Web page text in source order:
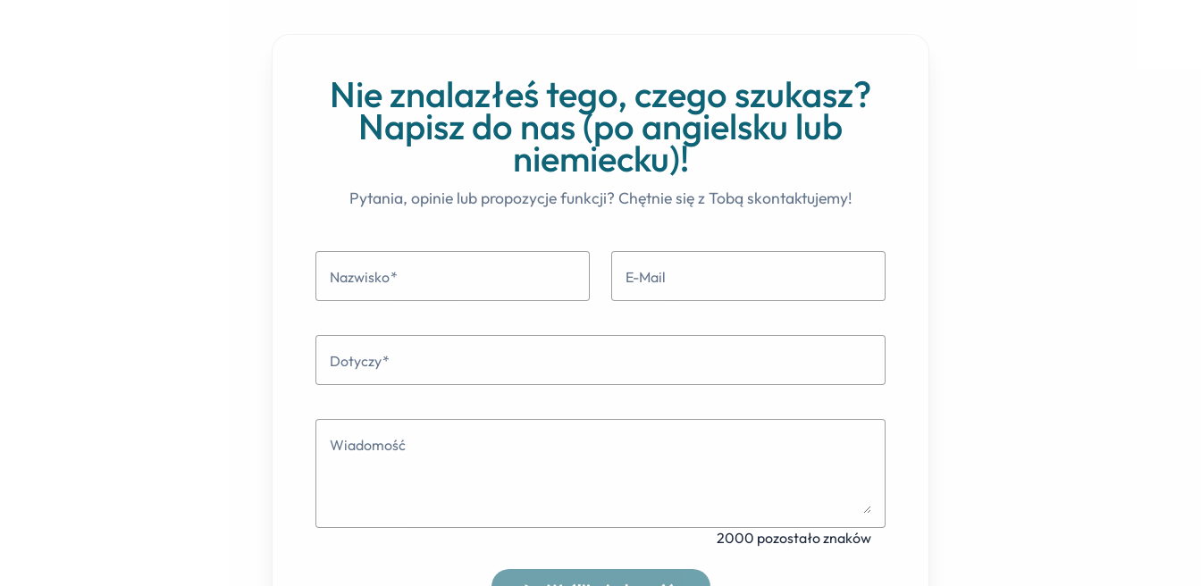
Nie znalazłeś tego, czego szukasz?
Napisz do nas (po angielsku lub
niemiecku)!
Pytania, opinie lub propozycje funkcji? Chętnie się z Tobą skontaktujemy!
Nazwisko E-Mail
Dotyczy
Wiadomość
2000 pozostało znaków